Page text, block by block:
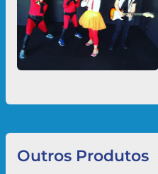
Outros Produtos